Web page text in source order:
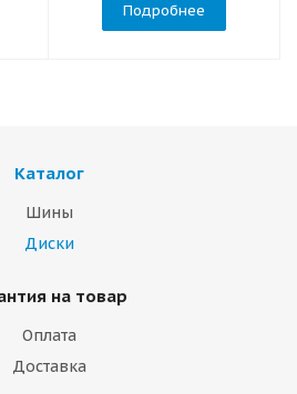
Подробнее
Каталог
Шины
Диски
на товар
Оплата
Доставка